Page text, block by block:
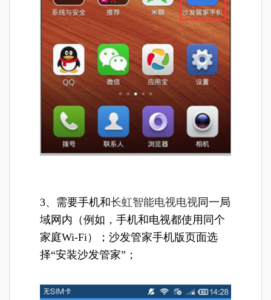
3、需要手机和长虹智能电视电视同一局
域网内（例如，手机和电视都使用同个
家庭Wi-Fi）；沙发管家手机版页面选
择“安装沙发管家”；